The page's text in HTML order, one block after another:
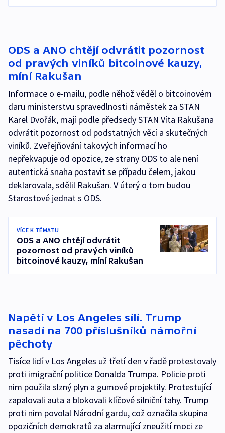
ODS a ANO chtějí odvrátit pozornost
od pravých viníků bitcoinové kauzy,
míní Rakušan
Informace o e-mailu, podle něhož věděl o bitcoinovém
daru ministerstvu spravedlnosti náměstek za STAN
Karel Dvořák, mají podle předsedy STAN Víta Rakušana
odvrátit pozornost od podstatných věcí a skutečných
viníků. Zveřejňování takových informací ho
nepřekvapuje od opozice, ze strany ODS to ale není
autentická snaha postavit se případu čelem, jakou
deklarovala, sdělil Rakušan. V úterý o tom budou
Starostové jednat s ODS.
VÍCE K TÉMATU
ODS a ANO chtějí odvrátit
pozornost od pravých viníků
bitcoinové kauzy, míní Rakušan
Napětí v Los Angeles sílí. Trump
nasadí na 700 příslušníků námořní
pěchoty
Tisíce lidí v Los Angeles už třetí den v řadě protestovaly
proti imigrační politice Donalda Trumpa. Policie proti
nim použila slzný plyn a gumové projektily. Protestující
zapalovali auta a blokovali klíčové silniční tahy. Trump
proti nim povolal Národní gardu, což označila skupina
opozičních demokratů za alarmující zneužití moci ze